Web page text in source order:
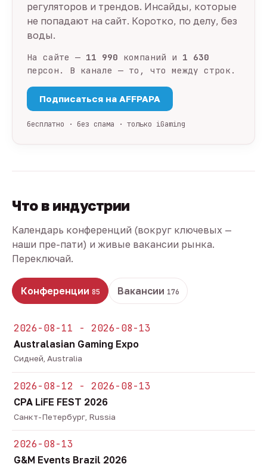
регуляторов и трендов. Инсайды, которые
не попадают на сайт. Коротко, по делу, без
воды.
На сайте — 11 990 компаний и 1 630
персон. В канале — то, что между строк.
Подписаться на AFFPAPA
бесплатно · без спама · только iGaming
Что в индустрии
Календарь конференций (вокруг ключевых —
наши пре-пати) и живые вакансии рынка.
Переключай.
Конференции 85 Вакансии 176
2026-08-11 - 2026-08-13
Australasian Gaming Expo
Сидней, Australia
2026-08-12 - 2026-08-13
CPA LiFE FEST 2026
Санкт-Петербург, Russia
2026-08-13
G&M Events Brazil 2026